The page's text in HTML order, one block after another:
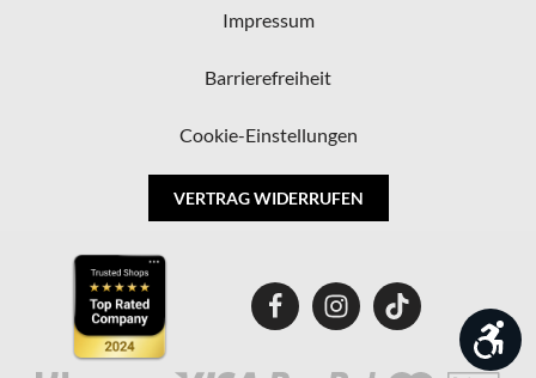
Impressum
Barrierefreiheit
Cookie-Einstellungen
VERTRAG WIDERRUFEN